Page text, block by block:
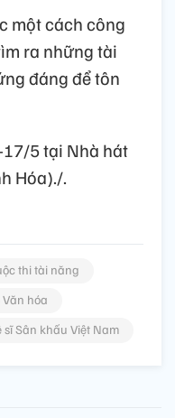
một cách công
ra những tài
đáng để tôn
5 tại Nhà hát
Hóa)./.
thi tài năng
Văn hóa
sĩ Sân khấu Việt Nam